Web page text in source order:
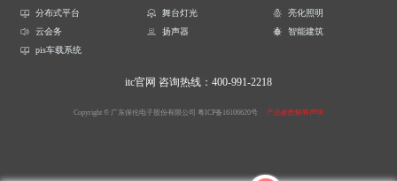
分布式平台
舞台灯光
亮化照明
云会务
扬声器
智能建筑
pis车载系统
itc官网 咨询热线：400-991-2218
Copyright © 广东保伦电子股份有限公司 粤ICP备16106620号 产品参数解释声明